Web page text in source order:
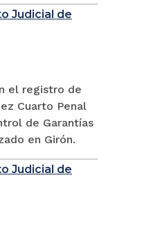
Judicial de
el registro de
Cuarto Penal
de Garantías
en Girón.
Judicial de